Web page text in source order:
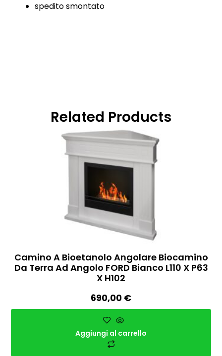
spedito smontato
Related Products
Camino A Bioetanolo Angolare Biocamino
Da Terra Ad Angolo FORD Bianco L110 X P63
X H102
690,00 €
Aggiungi al carrello